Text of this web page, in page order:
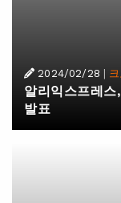
2024/02/28
알리익스프레
발표